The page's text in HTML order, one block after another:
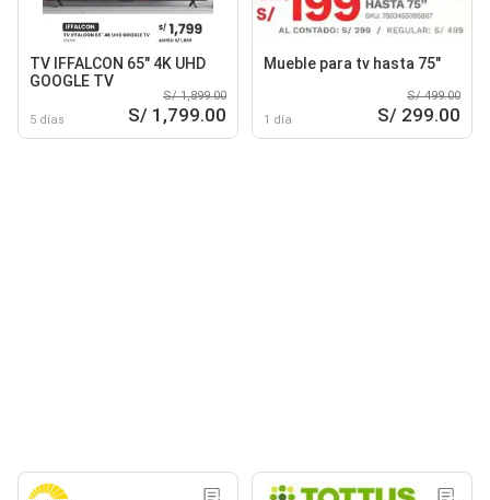
TV IFFALCON 65" 4K UHD
GOOGLE TV
5 días
S/ 1,899.00
S/ 1,799.00
Mueble para tv hasta 75"
1 día
S/ 499.00
S/ 299.00